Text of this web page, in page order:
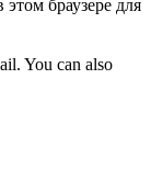
браузере для
You can also